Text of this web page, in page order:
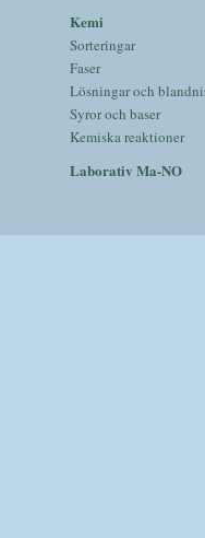
Kemi
Sorteringar
Faser
Lösningar och
Syror och baser
Kemiska reaktioner
Laborativ Ma-NO